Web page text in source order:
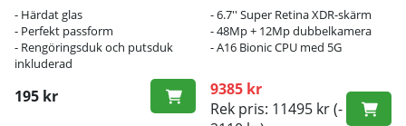
- Härdat glas
- Perfekt passform
- Rengöringsduk och putsduk
inkluderad
195 kr
- 6.7'' Super Retina XDR-skärm
- 48Mp + 12Mp dubbelkamera
- A16 Bionic CPU med 5G
9385 kr
Rek pris: 11495 kr(-